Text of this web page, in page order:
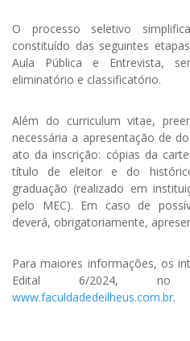
O processo seletivo
constituído das seguintes
Aula Pública e Entrevista,
eliminatório e classificatório.
Além do curriculum vitae,
necessária a apresentação de
ato da inscrição: cópias da
título de eleitor e do
graduação (realizado em
pelo MEC). Em caso de
deverá, obrigatoriamente,
Para maiores informações, os
Edital 6/2024, no
www.faculdadedeilheus.com.br.